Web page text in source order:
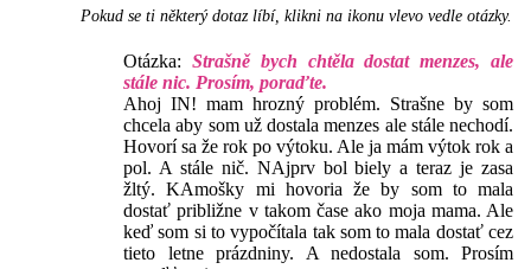
Pokud se ti některý dotaz líbí, klikni na ikonu vlevo vedle otázky.
Otázka: Strašně bych chtěla dostat menzes, ale
stále nic. Prosím, poraďte.
Ahoj IN! mam hrozný problém. Strašne by som
chcela aby som už dostala menzes ale stále nechodí.
Hovorí sa že rok po výtoku. Ale ja mám výtok rok a
pol. A stále nič. NAjprv bol biely a teraz je zasa
žltý. KAmošky mi hovoria že by som to mala
dostať približne v takom čase ako moja mama. Ale
keď som si to vypočítala tak som to mala dostať cez
tieto letne prázdniny. A nedostala som. Prosím